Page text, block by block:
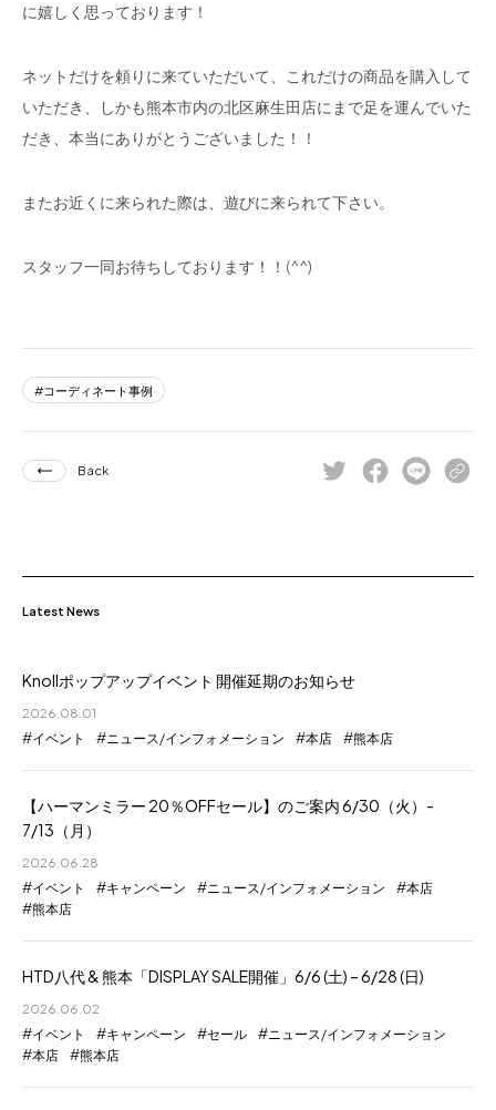
に嬉しく思っております！
ネットだけを頼りに来ていただいて、これだけの商品を購入して
いただき、しかも熊本市内の北区麻生田店にまで足を運んでいた
だき、本当にありがとうございました！！
またお近くに来られた際は、遊びに来られて下さい。
スタッフ一同お待ちしております！！(^^)
コーディネート事例
Back
Latest News
Knollポップアップイベント 開催延期のお知らせ
2026.08.01
イベント ニュース/インフォメーション 本店 熊本店
【ハーマンミラー 20％OFFセール】のご案内 6/30（火）-
7/13（月）
2026.06.28
イベント キャンペーン ニュース/インフォメーション
本店
熊本店
HTD八代 & 熊本「DISPLAY SALE開催」6/6 (土) – 6/28 (日)
2026.06.02
イベント キャンペーン セール
ニュース/インフォメーション
本店
熊本店